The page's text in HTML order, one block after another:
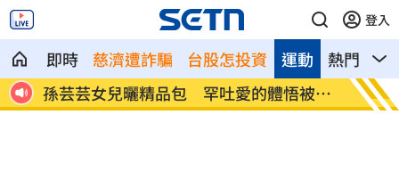
登入
即時 慈濟遭詐騙 台股怎投資 熱門 影
運動
億 孫芸芸女兒曬精品包 罕吐愛的體悟被告
白
昌鴻